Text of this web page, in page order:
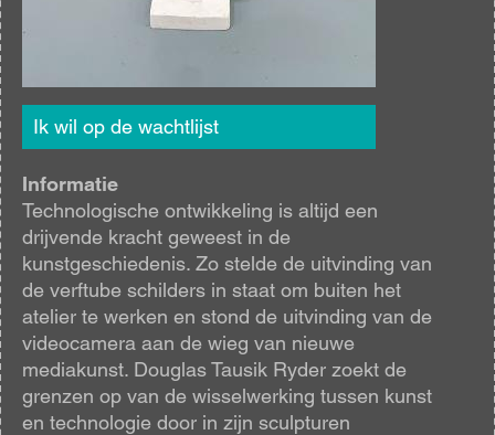
Ik wil op de wachtlijst
Informatie
Technologische ontwikkeling is altijd een
drijvende kracht geweest in de
kunstgeschiedenis. Zo stelde de uitvinding van
de verftube schilders in staat om buiten het
atelier te werken en stond de uitvinding van de
videocamera aan de wieg van nieuwe
mediakunst. Douglas Tausik Ryder zoekt de
grenzen op van de wisselwerking tussen kunst
en technologie door in zijn sculpturen